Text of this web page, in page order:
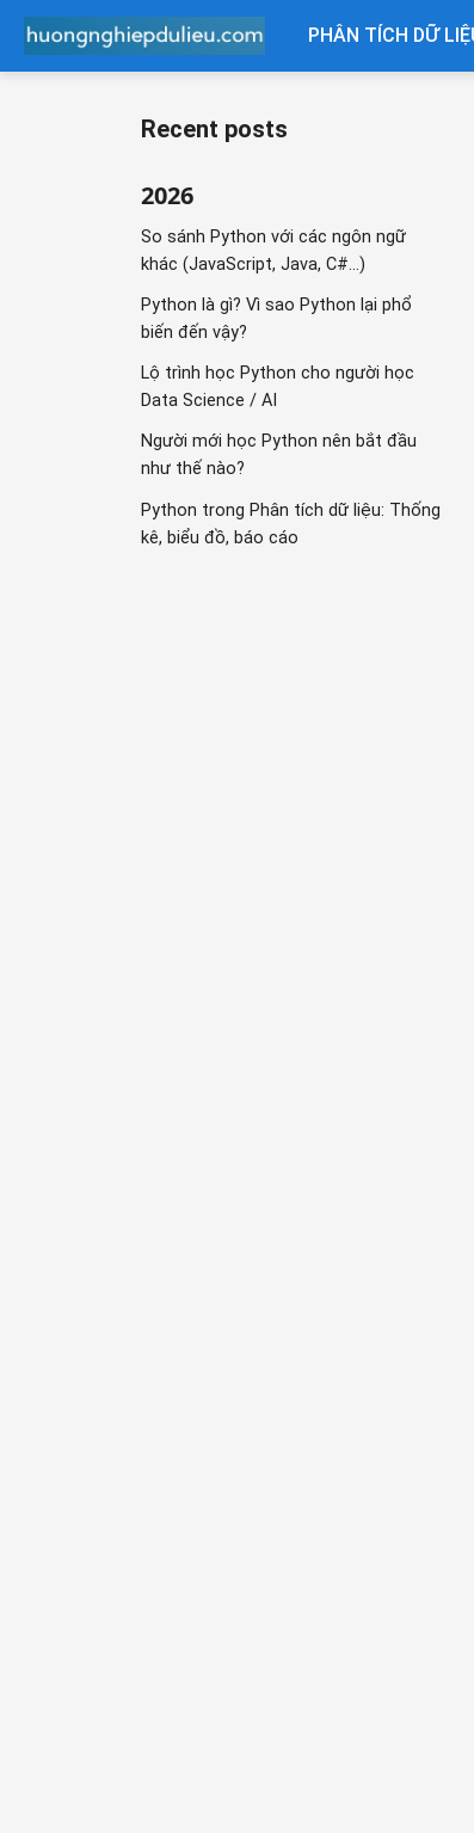
PHÂN TÍCH DỮ
Recent posts
2026
So sánh Python với các ngôn ngữ
khác (JavaScript, Java, C#...)
Python là gì? Vì sao Python lại phổ
biến đến vậy?
Lộ trình học Python cho người học
Data Science / AI
Người mới học Python nên bắt đầu
như thế nào?
Python trong Phân tích dữ liệu: Thống
kê, biểu đồ, báo cáo